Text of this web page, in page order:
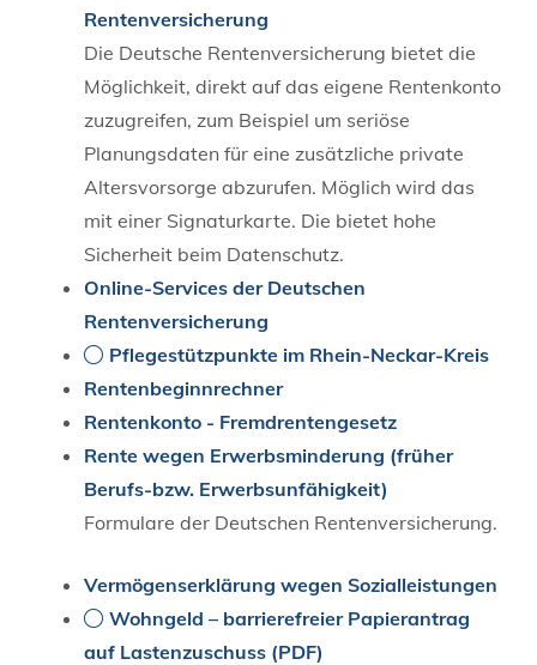
Rentenversicherung
Die Deutsche Rentenversicherung bietet die
Möglichkeit, direkt auf das eigene Rentenkonto
zuzugreifen, zum Beispiel um seriöse
Planungsdaten für eine zusätzliche private
Altersvorsorge abzurufen. Möglich wird das
mit einer Signaturkarte. Die bietet hohe
Sicherheit beim Datenschutz.
Online-Services der Deutschen
Rentenversicherung
Pflegestützpunkte im Rhein-Neckar-Kreis
Rentenbeginnrechner
Rentenkonto - Fremdrentengesetz
Rente wegen Erwerbsminderung (früher
Berufs-bzw. Erwerbsunfähigkeit)
Formulare der Deutschen Rentenversicherung.
Vermögenserklärung wegen Sozialleistungen
Wohngeld – barrierefreier Papierantrag
auf Lastenzuschuss (PDF)